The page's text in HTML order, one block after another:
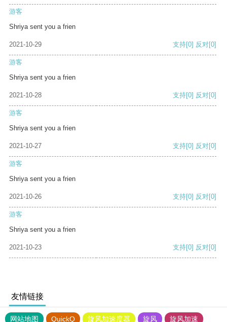
游客
Shriya sent you a frien
2021-10-29 支持[0] 反对[0]
游客
Shriya sent you a frien
2021-10-28 支持[0] 反对[0]
游客
Shriya sent you a frien
2021-10-27 支持[0] 反对[0]
游客
Shriya sent you a frien
2021-10-26 支持[0] 反对[0]
游客
Shriya sent you a frien
2021-10-23 支持[0] 反对[0]
友情链接
网站地图 QuickQ 旋风加速度器 旋风 旋风加速